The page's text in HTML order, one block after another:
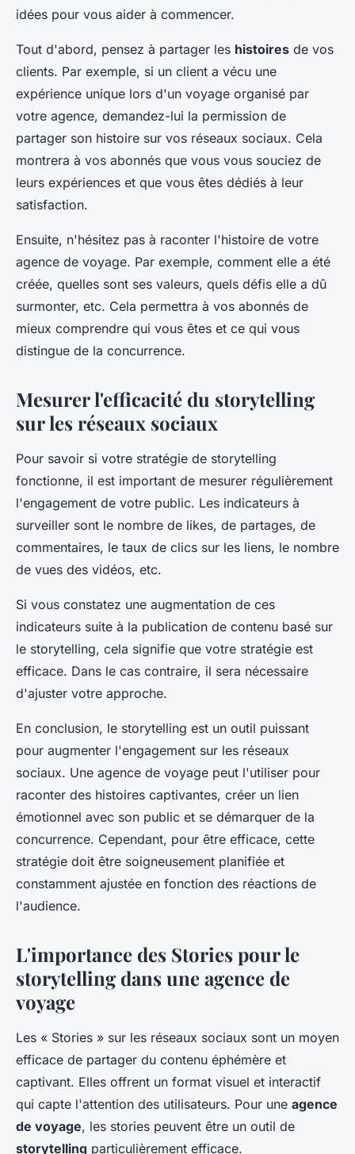
idées pour vous aider à commencer.
Tout d'abord, pensez à partager les histoires de vos
clients. Par exemple, si un client a vécu une
expérience unique lors d'un voyage organisé par
votre agence, demandez-lui la permission de
partager son histoire sur vos réseaux sociaux. Cela
montrera à vos abonnés que vous vous souciez de
leurs expériences et que vous êtes dédiés à leur
satisfaction.
Ensuite, n'hésitez pas à raconter l'histoire de votre
agence de voyage. Par exemple, comment elle a été
créée, quelles sont ses valeurs, quels défis elle a dû
surmonter, etc. Cela permettra à vos abonnés de
mieux comprendre qui vous êtes et ce qui vous
distingue de la concurrence.
Mesurer l'efficacité du storytelling
sur les réseaux sociaux
Pour savoir si votre stratégie de storytelling
fonctionne, il est important de mesurer régulièrement
l'engagement de votre public. Les indicateurs à
surveiller sont le nombre de likes, de partages, de
commentaires, le taux de clics sur les liens, le nombre
de vues des vidéos, etc.
Si vous constatez une augmentation de ces
indicateurs suite à la publication de contenu basé sur
le storytelling, cela signifie que votre stratégie est
efficace. Dans le cas contraire, il sera nécessaire
d'ajuster votre approche.
En conclusion, le storytelling est un outil puissant
pour augmenter l'engagement sur les réseaux
sociaux. Une agence de voyage peut l'utiliser pour
raconter des histoires captivantes, créer un lien
émotionnel avec son public et se démarquer de la
concurrence. Cependant, pour être efficace, cette
stratégie doit être soigneusement planifiée et
constamment ajustée en fonction des réactions de
l'audience.
L'importance des Stories pour le
storytelling dans une agence de
voyage
Les « Stories » sur les réseaux sociaux sont un moyen
efficace de partager du contenu éphémère et
captivant. Elles offrent un format visuel et interactif
qui capte l'attention des utilisateurs. Pour une agence
de voyage, les stories peuvent être un outil de
storytelling particulièrement efficace.